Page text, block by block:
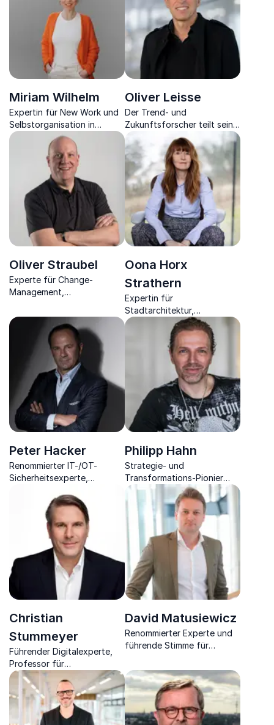
Unternehmen.
greifbar.
Miriam Wilhelm
Expertin für New Work und
Selbstorganisation in
Unternehmen,
Unternehmerin und
Organisationsberaterin.
Oliver Leisse
Der Trend- und
Zukunftsforscher teilt sein
Expertenwissen und zeigt
klare Zukunftsvisionen in
seinen lebendigen Keynotes
auf.
Oliver Straubel
Experte für Change-
Management,
Unternehmenskultur, Team-
Building, Führungskräfte-
und Organisations-
Entwicklung
Oona Horx
Strathern
Expertin für
Stadtarchitektur,
Futurologin, Schriftstellerin
und Beraterin.
Peter Hacker
Renommierter IT-/OT-
Sicherheitsexperte,
schützt Sie vor
Cyberangriffen.
Philipp Hahn
Strategie- und
Transformations-Pionier
bietet Einblicke in
Zukunftsthemen wie KI,
Digitalisierung und Change.
Christian
Stummeyer
Führender Digitalexperte,
Professor für
Wirtschaftsinformatik und
Digital Commerce sowie
Unternehmer.
David Matusiewicz
Renommierter Experte und
führende Stimme für
DACH-Raum.